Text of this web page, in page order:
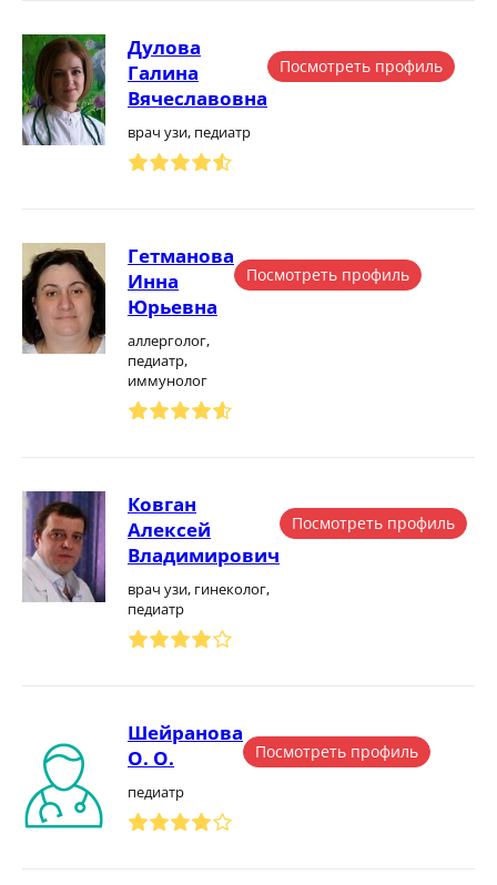
Дулова
Галина
Вячеславовна
врач узи, педиатр
Посмотреть профиль
Гетманова
Инна
Юрьевна
аллерголог,
педиатр,
иммунолог
Посмотреть профиль
Ковган
Алексей
Владимирович
врач узи, гинеколог,
педиатр
Посмотреть профиль
Шейранова
О. О.
педиатр
Посмотреть профиль